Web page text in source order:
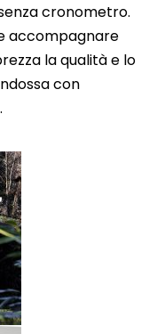
cronometro.
accompagnare
la qualità e lo
con